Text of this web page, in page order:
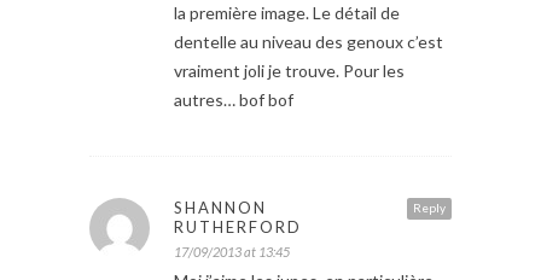
la première image. Le détail de
dentelle au niveau des genoux c’est
vraiment joli je trouve. Pour les
autres… bof bof
Reply
SHANNON
RUTHERFORD
17/09/2013 at 13:45